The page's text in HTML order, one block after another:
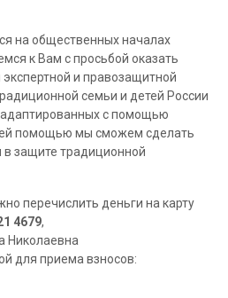
на общественных началах
к Вам с просьбой оказать
и правозащитной
семьи и детей России
адаптированных с помощью
помощью мы сможем сделать
защите традиционной
перечислить деньги на карту
4679,
Николаевна
для приема взносов: